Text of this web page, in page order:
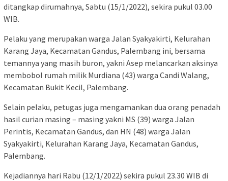
ditangkap dirumahnya, Sabtu (15/1/2022), sekira pukul 03.00
WIB.
Pelaku yang merupakan warga Jalan Syakyakirti, Kelurahan
Karang Jaya, Kecamatan Gandus, Palembang ini, bersama
temannya yang masih buron, yakni Asep melancarkan aksinya
membobol rumah milik Murdiana (43) warga Candi Walang,
Kecamatan Bukit Kecil, Palembang.
Selain pelaku, petugas juga mengamankan dua orang penadah
hasil curian masing – masing yakni MS (39) warga Jalan
Perintis, Kecamatan Gandus, dan HN (48) warga Jalan
Syakyakirti, Kelurahan Karang Jaya, Kecamatan Gandus,
Palembang.
Kejadiannya hari Rabu (12/1/2022) sekira pukul 23.30 WIB di